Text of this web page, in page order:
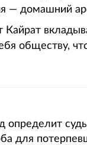
— домашний
обществу,
определит
для